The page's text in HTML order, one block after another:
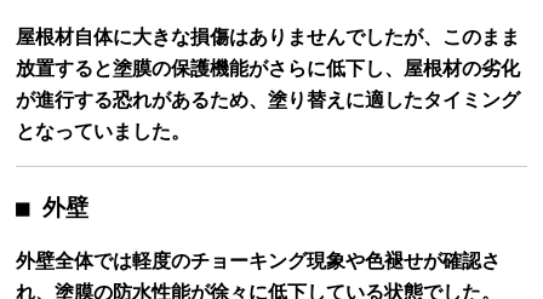
屋根材自体に大きな損傷はありませんでしたが、このまま
放置すると塗膜の保護機能がさらに低下し、屋根材の劣化
が進行する恐れがあるため、塗り替えに適したタイミング
となっていました。
■ 外壁
外壁全体では軽度のチョーキング現象や色褪せが確認さ
れ、塗膜の防水性能が徐々に低下している状態でした。